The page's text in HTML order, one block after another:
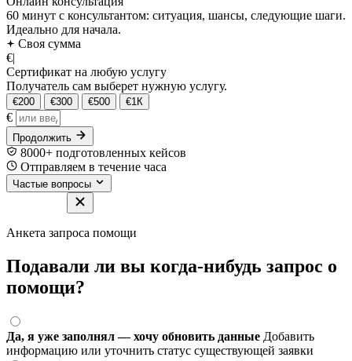
60 минут с консультантом: ситуация, шансы, следующие шаги.
Идеально для начала.
Своя сумма
€|
Сертификат на любую услугу
Получатель сам выберет нужную услугу.
€200 €300 €500 €1К
€
Продолжить
8000+ подготовленных кейсов
Отправляем в течение часа
Частые вопросы
Анкета запроса помощи
Подавали ли вы когда-нибудь запрос о
помощи?
Да, я уже заполнял — хочу обновить данные Добавить
информацию или уточнить статус существующей заявки